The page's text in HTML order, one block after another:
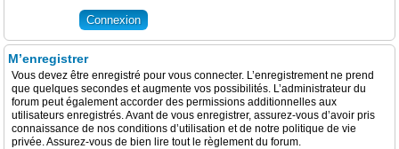
M’enregistrer
Vous devez être enregistré pour vous connecter. L’enregistrement ne prend
que quelques secondes et augmente vos possibilités. L’administrateur du
forum peut également accorder des permissions additionnelles aux
utilisateurs enregistrés. Avant de vous enregistrer, assurez-vous d’avoir pris
connaissance de nos conditions d’utilisation et de notre politique de vie
privée. Assurez-vous de bien lire tout le règlement du forum.